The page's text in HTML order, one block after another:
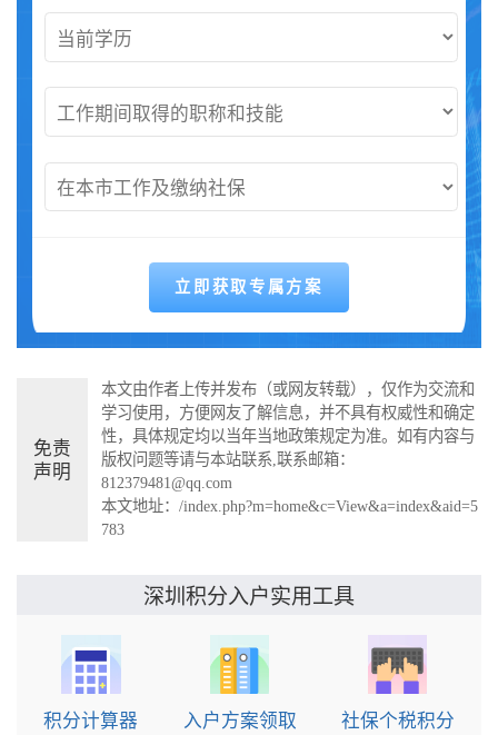
免责
声明
本文由作者上传并发布（或网友转载），仅作为交流和
学习使用，方便网友了解信息，并不具有权威性和确定
性，具体规定均以当年当地政策规定为准。如有内容与
版权问题等请与本站联系,联系邮箱：
812379481@qq.com
本文地址：/index.php?m=home&c=View&a=index&aid=5
783
深圳积分入户实用工具
积分计算器 入户方案领取 社保个税积分